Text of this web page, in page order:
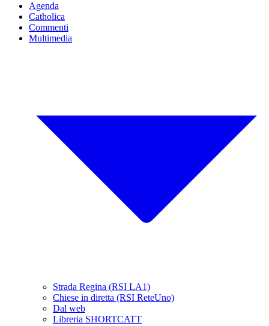
Agenda
Catholica
Commenti
Multimedia
Strada Regina (RSI LA1)
Chiese in diretta (RSI ReteUno)
Dal web
Libreria SHORTCATT